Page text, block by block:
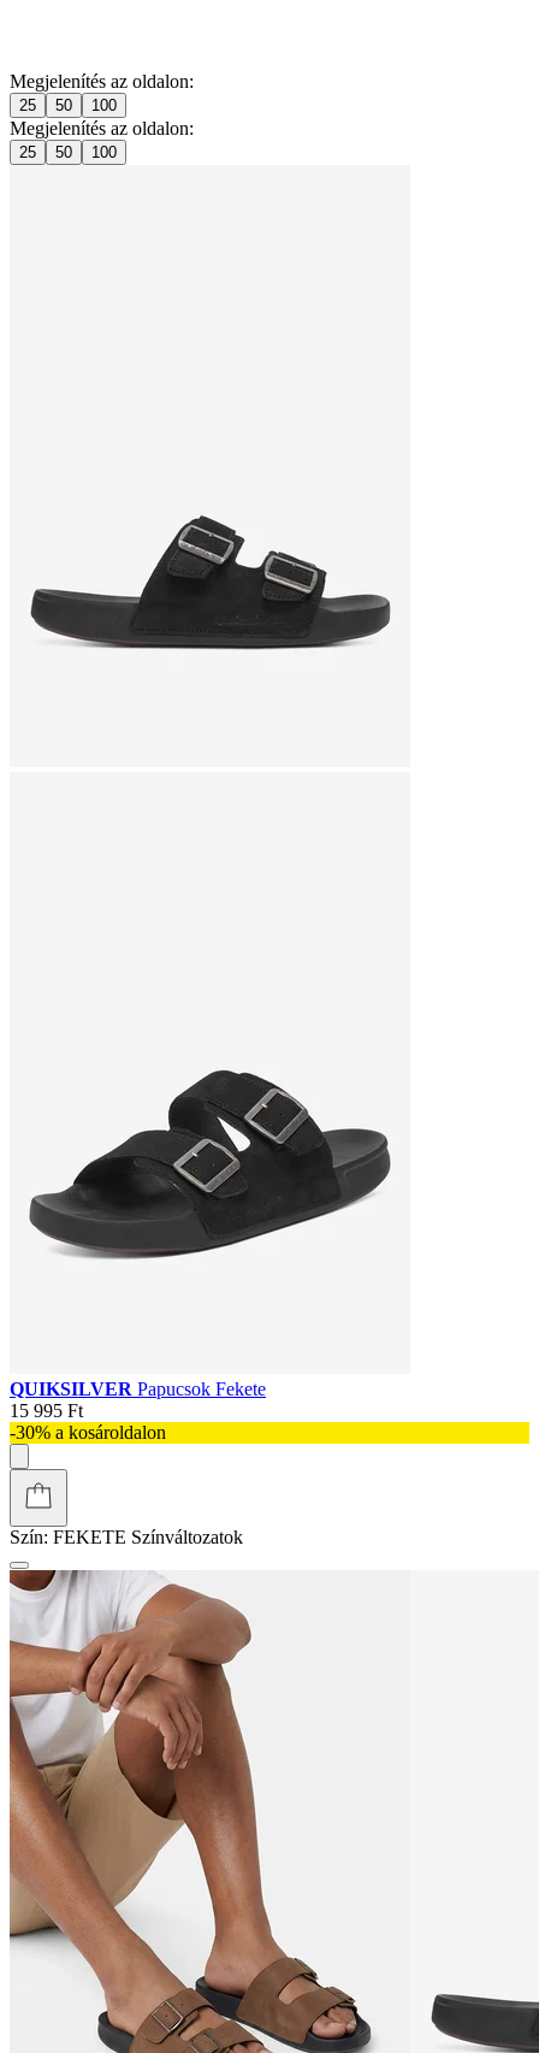
Megjelenítés az oldalon:
25 50 100
Megjelenítés az oldalon:
25 50 100
QUIKSILVER Papucsok Fekete
15 995 Ft
-30% a kosároldalon
Szín: FEKETE Színváltozatok